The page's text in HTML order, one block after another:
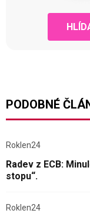
PODOBNÉ
Roklen24
Radev z ECB:
stopu“.
Roklen24